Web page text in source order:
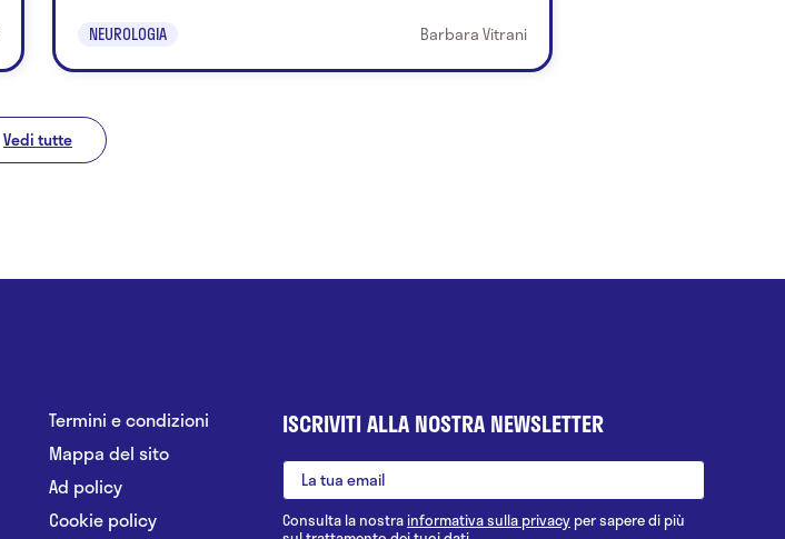
NEUROLOGIA Barbara Vitrani
Vedi tutte
Termini e condizioni
Mappa del sito
Ad policy
Cookie policy
ISCRIVITI ALLA NOSTRA NEWSLETTER
Consulta la nostrainformativa sulla privacy per sapere di più